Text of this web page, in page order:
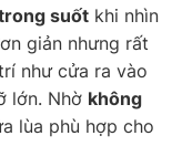
suốt khi nhìn
giản nhưng rất
như cửa ra vào
lớn. Nhờ không
lùa phù hợp cho